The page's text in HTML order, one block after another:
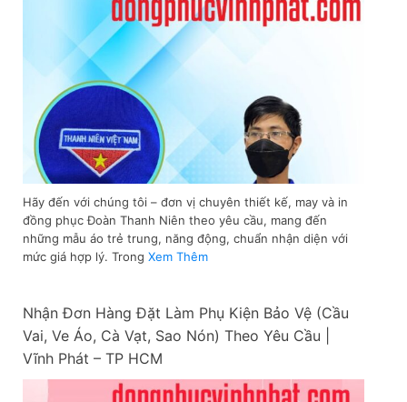
Hãy đến với chúng tôi – đơn vị chuyên thiết kế, may và in
đồng phục Đoàn Thanh Niên theo yêu cầu, mang đến
những mẫu áo trẻ trung, năng động, chuẩn nhận diện với
mức giá hợp lý. Trong Xem Thêm
Nhận Đơn Hàng Đặt Làm Phụ Kiện Bảo Vệ (Cầu
Vai, Ve Áo, Cà Vạt, Sao Nón) Theo Yêu Cầu |
Vĩnh Phát – TP HCM